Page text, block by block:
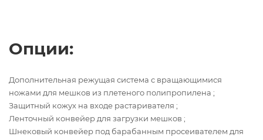
Опции:
Дополнительная режущая система с вращающимися
ножами для мешков из плетеного полипропилена ;
Защитный кожух на входе растаривателя ;
Ленточный конвейер для загрузки мешков ;
Шнековый конвейер под барабанным просеивателем для